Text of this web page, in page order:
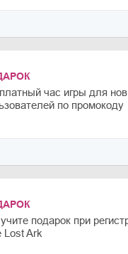
час игры для
по промокоду
подарок при
Lost Ark